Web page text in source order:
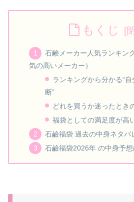
もくじ
石鹸メーカー人気ランキン
気の高いメーカー）
ランキングから分かる“
断”
どれを買うか迷ったとき
福袋としての満足度が高
石鹼福袋 過去の中身ネタバ
石鹼福袋2026年 の中身予想